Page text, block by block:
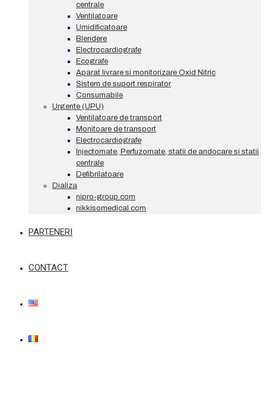
centrale
Ventilatoare
Umidificatoare
Blendere
Electrocardiografe
Ecografe
Aparat livrare si monitorizare Oxid Nitric
Sistem de suport respirator
Consumabile
Urgente (UPU)
Ventilatoare de transport
Monitoare de transport
Electrocardiografe
Injectomate, Perfuzomate, statii de andocare si statii
centrale
Defibrilatoare
Dializa
nipro-group.com
nikkisomedical.com
PARTENERI
CONTACT